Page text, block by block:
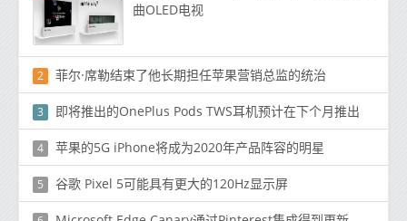
曲OLED电视
2 菲尔·席勒结束了他长期担任苹果营销总监的统治
3 即将推出的OnePlus Pods TWS耳机预计在下个月推出
4 苹果的5G iPhone将成为2020年产品阵容的明星
5 谷歌 Pixel 5可能具有更大的120Hz显示屏